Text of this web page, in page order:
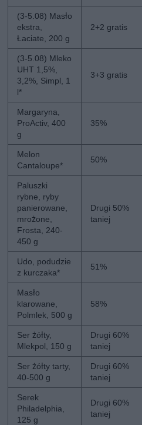
(3-5.08) Masło
ekstra,
Łaciate, 200 g
2+2 gratis
(3-5.08) Mleko
UHT 1,5%,
3,2%, Simpl, 1
l*
3+3 gratis
Margaryna,
ProActiv, 400
g
35%
Melon
Cantaloupe*
50%
Paluszki
rybne, ryby
panierowane,
mrożone,
Frosta, 240-
450 g
Drugi 50%
taniej
Udo, podudzie
z kurczaka*
51%
Masło
klarowane,
Polmlek, 500 g
58%
Ser żółty,
Mlekpol, 150 g
Drugi 60%
taniej
Ser żółty tarty,
40-500 g
Drugi 60%
taniej
Serek
Philadelphia,
125 g
Drugi 60%
taniej